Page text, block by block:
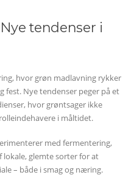
tendenser i
hvor grøn madlavning rykker
fest. Nye tendenser peger på et
hvor grøntsager ikke
i måltidet.
med fermentering,
glemte sorter for at
– både i smag og næring.